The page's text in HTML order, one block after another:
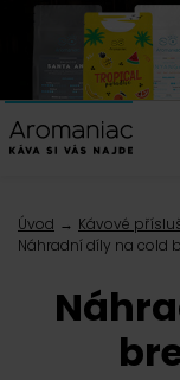
Úvod Kávové
Náhradní díly na cold